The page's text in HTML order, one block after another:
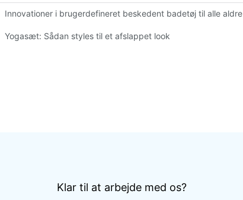
Innovationer i brugerdefineret beskedent badetøj til alle aldre
Yogasæt: Sådan styles til et afslappet look
Klar til at arbejde med os?